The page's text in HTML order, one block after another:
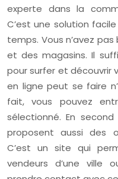
experte dans la
C’est une solution
temps. Vous n’avez
et des magasins. Il
pour surfer et découvrir
en ligne peut se faire
fait, vous pouvez
sélectionné. En
proposent aussi des
C’est un site qui
vendeurs d’une ville